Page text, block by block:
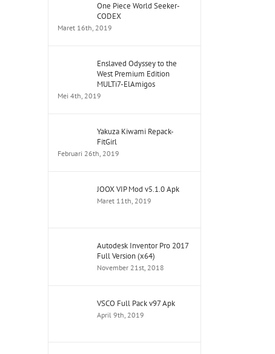
One Piece World Seeker-
CODEX
Maret 16th, 2019
Enslaved Odyssey to the
West Premium Edition
MULTi7-ElAmigos
Mei 4th, 2019
Yakuza Kiwami Repack-
FitGirl
Februari 26th, 2019
JOOX VIP Mod v5.1.0 Apk
Maret 11th, 2019
Autodesk Inventor Pro 2017
Full Version (x64)
November 21st, 2018
VSCO Full Pack v97 Apk
April 9th, 2019